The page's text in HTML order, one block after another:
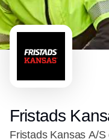
Fristads
Fristads Kansas A/